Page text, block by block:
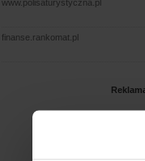
www.polisaturystyczna.pl
finanse.rankomat.pl